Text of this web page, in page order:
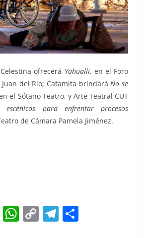
ofrecerá Yahualli, en el Foro
del Río; Catamita brindará No se
el Sótano Teatro, y Arte Teatral CUT
escénicos para enfrentar procesos
de Cámara Pamela Jiménez.
E W C T